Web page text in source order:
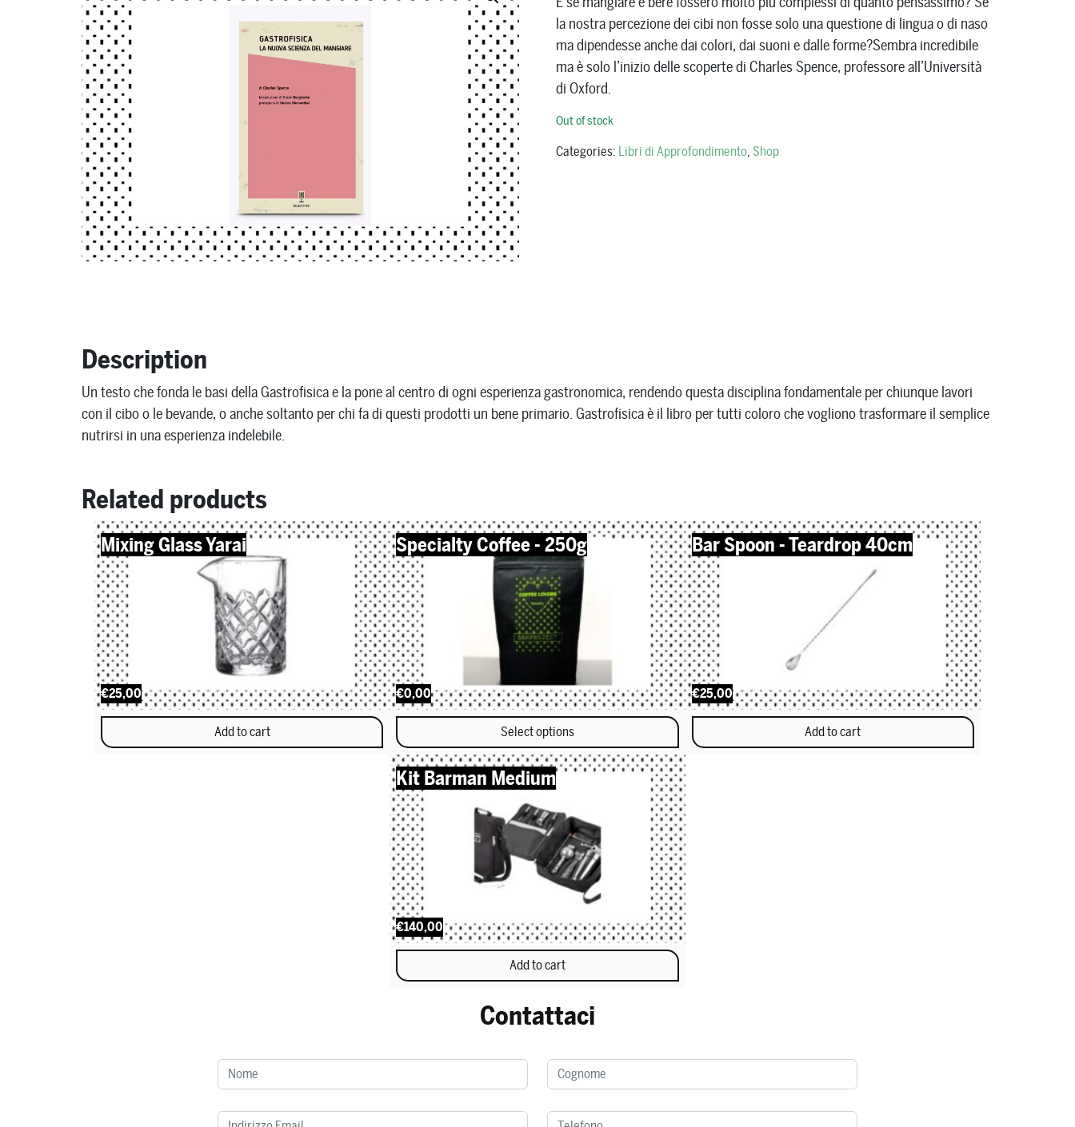
la nostra percezione dei cibi non fosse solo una questione di lingua o di naso
ma dipendesse anche dai colori, dai suoni e dalle forme?Sembra incredibile
ma è solo l’inizio delle scoperte di Charles Spence, professore all’Università
di Oxford.
Out of stock
Categories: Libri di Approfondimento, Shop
Description
Un testo che fonda le basi della Gastrofisica e la pone al centro di ogni esperienza gastronomica, rendendo questa disciplina fondamentale per chiunque lavori
con il cibo o le bevande, o anche soltanto per chi fa di questi prodotti un bene primario. Gastrofisica è il libro per tutti coloro che vogliono trasformare il semplice
nutrirsi in una esperienza indelebile.
Related products
Mixing Glass Yarai
€25,00
Add to cart
Specialty Coffee - 250g
€0,00
Select options
This product has multiple variants. The options may be chosen on the product page
Bar Spoon - Teardrop 40cm
€25,00
Add to cart
Kit Barman Medium
€140,00
Add to cart
Contattaci